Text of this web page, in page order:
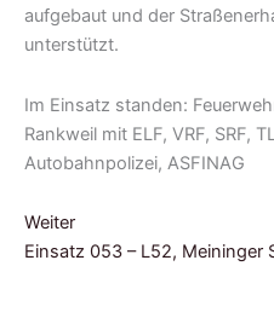
aufgebaut und der
unterstützt.
Im Einsatz standen:
Rankweil mit ELF, VRF, SRF,
Autobahnpolizei, ASFINAG
Weiter
Einsatz 053 – L52, Meininger